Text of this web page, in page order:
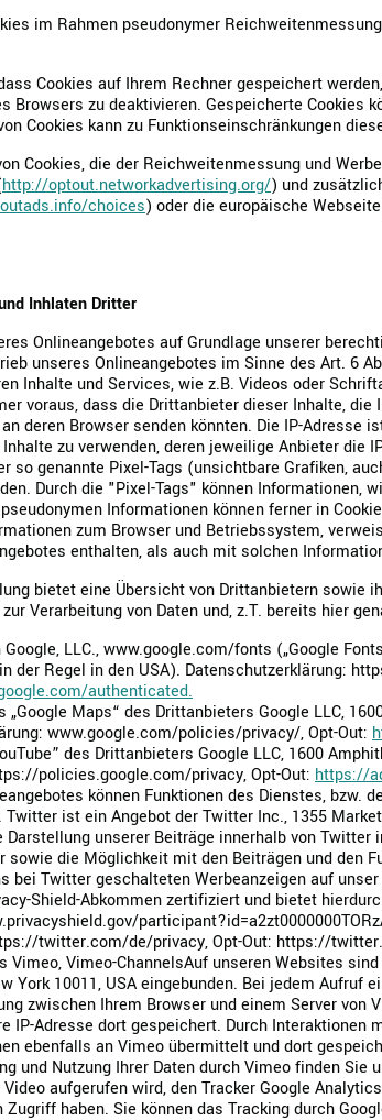
im Rahmen pseudonymer
Cookies auf Ihrem Rechner gespeichert
Browsers zu deaktivieren. Gespeicherte Cookies
Cookies kann zu Funktionseinschränkungen
Cookies, die der Reichweitenmessung und
http://optout.networkadvertising.org/) und
choices) oder die europäische
Inhlaten Dritter
Onlineangebotes auf Grundlage unserer
unseres Onlineangebotes im Sinne des Art. 6
Inhalte und Services, wie z.B. Videos oder
voraus, dass die Drittanbieter dieser Inhalte, die
deren Browser senden könnten. Die IP-
zu verwenden, deren jeweilige Anbieter die
so genannte Pixel-Tags (unsichtbare Grafiken,
Durch die "Pixel-Tags" können Informationen,
Informationen können ferner in
zum Browser und Betriebssystem,
enthalten, als auch mit solchen
bietet eine Übersicht von Drittanbietern sowie
Verarbeitung von Daten und, z.T. bereits hier
LLC., www.google.com/fonts („Google
der Regel in den USA). Datenschutzerklärung:
authenticated.
„Google Maps“ des Drittanbieters Google LLC,
www.google.com/policies/privacy/, Opt-Out:
des Drittanbieters Google LLC, 1600
policies.google.com/privacy, Opt-Out: https://
können Funktionen des Dienstes,
ist ein Angebot der Twitter Inc., 1355
unserer Beiträge innerhalb von
sowie die Möglichkeit mit den Beiträgen und den
bei Twitter geschalteten Werbeanzeigen auf
Shield-Abkommen zertifiziert und bietet
twitter.com/de/privacy, Opt-Out: https://
Vimeo, Vimeo-ChannelsAuf unseren Websites
York 10011, USA eingebunden. Bei jedem
zwischen Ihrem Browser und einem Server von
IP-Adresse dort gespeichert. Durch
ebenfalls an Vimeo übermittelt und dort
und Nutzung Ihrer Daten durch Vimeo finden
aufgerufen wird, den Tracker Google
haben. Sie können das Tracking durch